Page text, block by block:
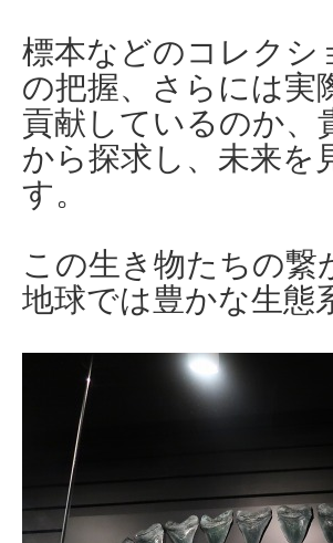
標本などのコレクシ
の把握、さらには実
貢献しているのか、
から探求し、未来を
す。
この生き物たちの
地球では豊かな生態